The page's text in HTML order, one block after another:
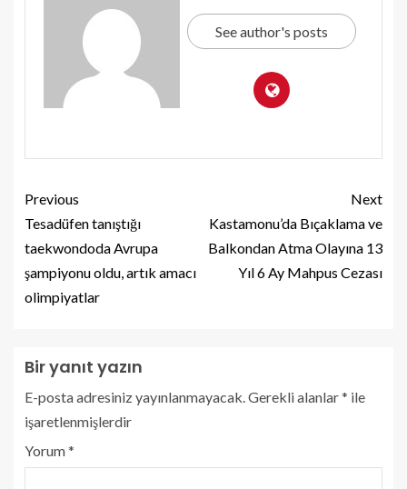
See author's posts
Previous
Tesadüfen tanıştığı
taekwondoda Avrupa
şampiyonu oldu, artık amacı
olimpiyatlar
Next
Kastamonu’da Bıçaklama ve
Balkondan Atma Olayına 13
Yıl 6 Ay Mahpus Cezası
Bir yanıt yazın
E-posta adresiniz yayınlanmayacak.Gerekli alanlar* ile
işaretlenmişlerdir
Yorum*